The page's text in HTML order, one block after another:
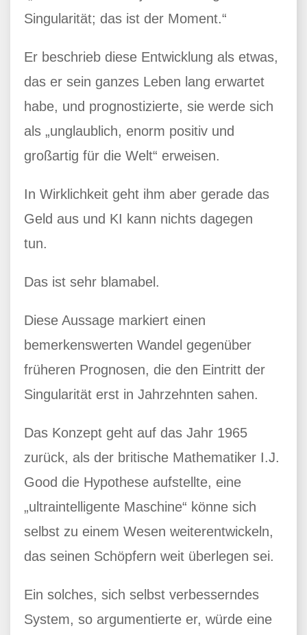
Singularität; das ist der Moment.“
Er beschrieb diese Entwicklung als etwas,
das er sein ganzes Leben lang erwartet
habe, und prognostizierte, sie werde sich
als „unglaublich, enorm positiv und
großartig für die Welt“ erweisen.
In Wirklichkeit geht ihm aber gerade das
Geld aus und KI kann nichts dagegen
tun.
Das ist sehr blamabel.
Diese Aussage markiert einen
bemerkenswerten Wandel gegenüber
früheren Prognosen, die den Eintritt der
Singularität erst in Jahrzehnten sahen.
Das Konzept geht auf das Jahr 1965
zurück, als der britische Mathematiker I.J.
Good die Hypothese aufstellte, eine
„ultraintelligente Maschine“ könne sich
selbst zu einem Wesen weiterentwickeln,
das seinen Schöpfern weit überlegen sei.
Ein solches, sich selbst verbesserndes
System, so argumentierte er, würde eine